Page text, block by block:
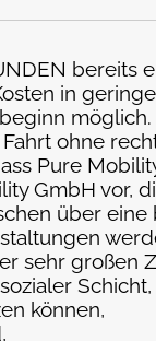
in
ohne
Pure
GmbH vor,
über
sehr großen
können,